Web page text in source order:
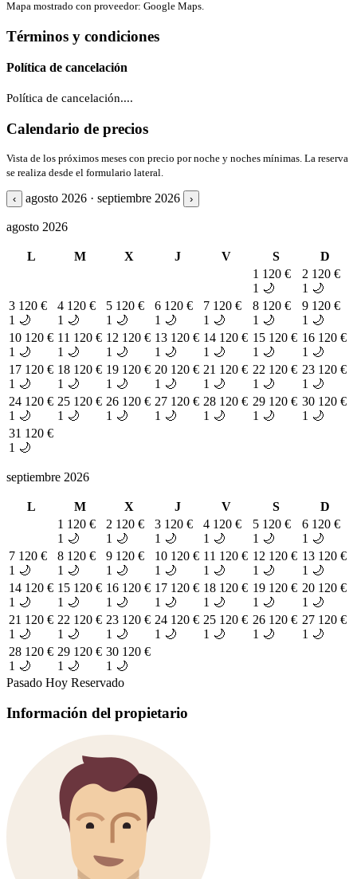
Mapa mostrado con proveedor: Google Maps.
Términos y condiciones
Política de cancelación
Política de cancelación....
Calendario de precios
Vista de los próximos meses con precio por noche y noches mínimas. La reserva
se realiza desde el formulario lateral.
‹ agosto 2026 · septiembre 2026 ›
agosto 2026
L M X J V S
D
1 120 €
1 🌙
2 120 €
1 🌙
3 120 €
1 🌙
4 120 €
1 🌙
5 120 €
1 🌙
6 120 €
1 🌙
7 120 €
1 🌙
8 120 €
1 🌙
9 120 €
1 🌙
10 120 €
1 🌙
11 120 €
1 🌙
12 120 €
1 🌙
13 120 €
1 🌙
14 120 €
1 🌙
15 120 €
1 🌙
16 120 €
1 🌙
17 120 €
1 🌙
18 120 €
1 🌙
19 120 €
1 🌙
20 120 €
1 🌙
21 120 €
1 🌙
22 120 €
1 🌙
23 120 €
1 🌙
24 120 €
1 🌙
25 120 €
1 🌙
26 120 €
1 🌙
27 120 €
1 🌙
28 120 €
1 🌙
29 120 €
1 🌙
30 120 €
1 🌙
31 120 €
1 🌙
septiembre 2026
L M X J V S
D
1 120 €
1 🌙
2 120 €
1 🌙
3 120 €
1 🌙
4 120 €
1 🌙
5 120 €
1 🌙
6 120 €
1 🌙
7 120 €
1 🌙
8 120 €
1 🌙
9 120 €
1 🌙
10 120 €
1 🌙
11 120 €
1 🌙
12 120 €
1 🌙
13 120 €
1 🌙
14 120 €
1 🌙
15 120 €
1 🌙
16 120 €
1 🌙
17 120 €
1 🌙
18 120 €
1 🌙
19 120 €
1 🌙
20 120 €
1 🌙
21 120 €
1 🌙
22 120 €
1 🌙
23 120 €
1 🌙
24 120 €
1 🌙
25 120 €
1 🌙
26 120 €
1 🌙
27 120 €
1 🌙
28 120 €
1 🌙
29 120 €
1 🌙
30 120 €
1 🌙
Pasado Hoy Reservado
Información del propietario